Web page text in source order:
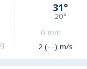
31°
20°
0 mm
2 (- -) m/s